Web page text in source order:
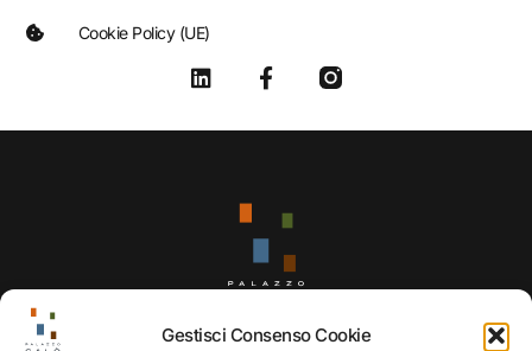
Gestisci Consenso Cookie
Cookie Policy (UE)